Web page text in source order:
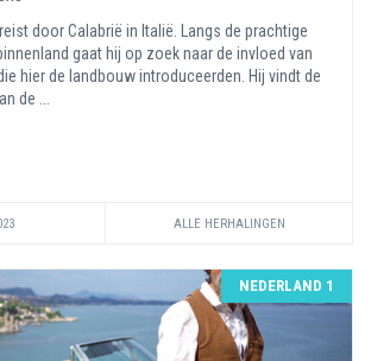
door Calabrië in Italië. Langs de prachtige
gaat hij op zoek naar de invloed van
hier de landbouw introduceerden. Hij vindt de
de ...
ALLE HERHALINGEN
NEDERLAND 1